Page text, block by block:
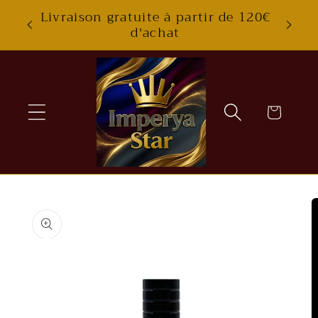
Skip to
content
Livraison gratuite à partir de 120€
d'achat
Cart
product
information